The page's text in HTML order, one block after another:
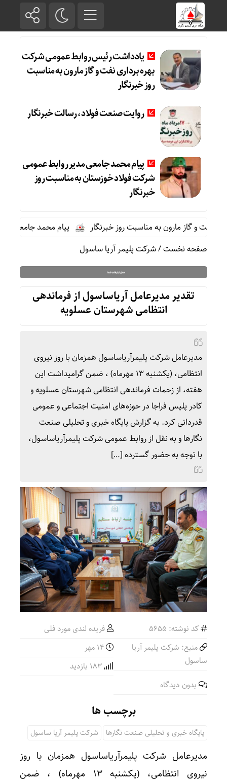
یادداشت رئیس روابط عمومی شرکت
بهره برداری نفت و گاز مارون به مناسبت
روز خبرنگار
روایت صنعت فولاد،‌ رسالت خبرنگار
پیام محمد جامعی مدیر روابط عمومی
شرکت فولاد خوزستان به مناسبت روز
خبرنگار
و گاز مارون به مناسبت روز خبرنگار
پیام محمد جامعی مدیر
صفحه نخست/شرکت پلیمر آریا ساسول
تقدیر مدیرعامل آریاساسول از فرماندهی
انتظامی شهرستان عسلویه
مدیرعامل شرکت پلیمرآریاساسول همزمان با روز نیروی
انتظامی، (یکشنبه ۱۳ مهرماه) ، ضمن گرامیداشت این
هفته، از زحمات فرماندهی انتظامی شهرستان عسلویه و
کادر پلیس فراجا در حوزه‌های امنیت اجتماعی و عمومی
قدردانی کرد. به گزارش پایگاه خبری و تحلیلی صنعت
نگارها و به نقل از روابط عمومی شرکت پلیمرآریاساسول،
با توجه به حضور گسترده […]
کد نوشته: 5655
فریده لندی مورد فلی
منبع: شرکت پلیمر آریا
ساسول
بدون دیدگاه
برچسب ها
پایگاه خبری و تحلیلی صنعت نگارها شرکت پلیمر آریا ساسول
مدیرعامل شرکت پلیمرآریاساسول همزمان با روز
نیروی انتظامی، (یکشنبه ۱۳ مهرماه) ، ضمن